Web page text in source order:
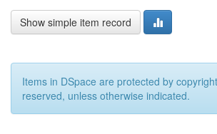
Show simple item record
Items in DSpace are protected by
reserved, unless otherwise indicated.